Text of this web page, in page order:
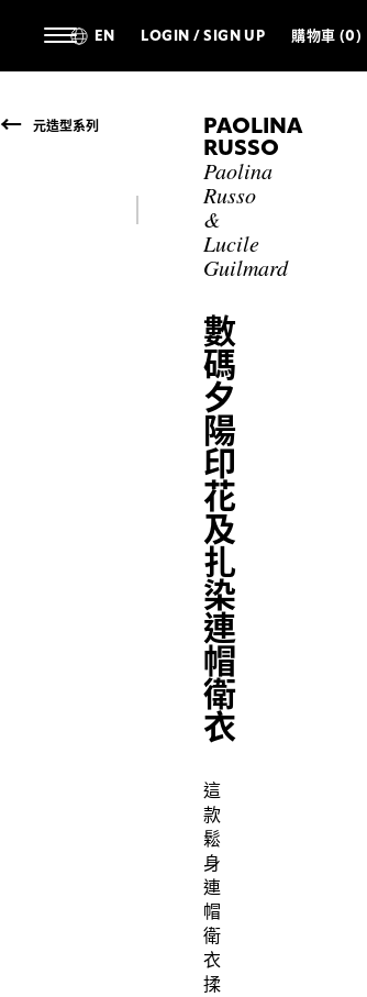
EN LOGIN / SIGN UP 購物車 (0)
元造型系列
PAOLINA
RUSSO
Paolina
Russo
&
Lucile
Guilmard
數
碼
夕
陽
印
花
及
扎
染
連
帽
衛
衣
這
款
鬆
身
連
帽
衛
衣
揉